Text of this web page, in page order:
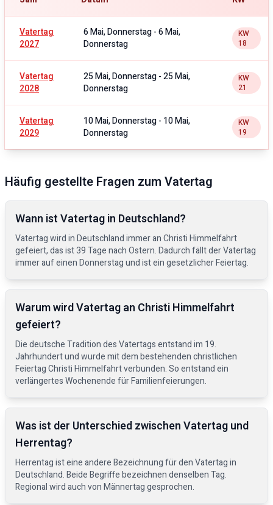
Vatertag
2027
6 Mai, Donnerstag-6 Mai,
Donnerstag
KW
18
Vatertag
2028
25 Mai, Donnerstag-25 Mai,
Donnerstag
KW
21
Vatertag
2029
10 Mai, Donnerstag- 10 Mai,
Donnerstag
KW
19
Häufig gestellte Fragen zum Vatertag
Wann ist Vatertag in Deutschland?
Vatertag wird in Deutschland immer an Christi Himmelfahrt
gefeiert, das ist 39 Tage nach Ostern. Dadurch fällt der Vatertag
immer auf einen Donnerstag und ist ein gesetzlicher Feiertag.
Warum wird Vatertag an Christi Himmelfahrt
gefeiert?
Die deutsche Tradition des Vatertags entstand im 19.
Jahrhundert und wurde mit dem bestehenden christlichen
Feiertag Christi Himmelfahrt verbunden. So entstand ein
verlängertes Wochenende für Familienfeierungen.
Was ist der Unterschied zwischen Vatertag und
Herrentag?
Herrentag ist eine andere Bezeichnung für den Vatertag in
Deutschland. Beide Begriffe bezeichnen denselben Tag.
Regional wird auch von Männertag gesprochen.